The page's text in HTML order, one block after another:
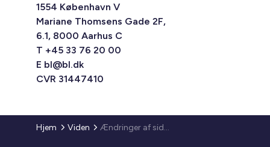
1554 København V
Mariane Thomsens Gade 2F,
6.1, 8000 Aarhus C
T +45 33 76 20 00
E bl@bl.dk
CVR 31447410
Hjem Viden Ændringer af sideaktivitetsbekendtgørelsen og driftsbekendtgørelsen – vedrørende erhvervsarealer, fælleslokaler, socialøkonomiske virksomheder og oprettelse af nye boligorganisationer og institutioner